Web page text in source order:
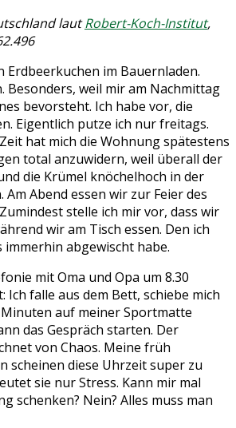
lautRobert-Koch-Institut,
Erdbeerkuchen im Bauernladen.
Besonders, weil mir am Nachmittag
bevorsteht. Ich habe vor, die
Eigentlich putze ich nur freitags.
hat mich die Wohnung spätestens
total anzuwidern, weil überall der
die Krümel knöchelhoch in der
Am Abend essen wir zur Feier des
stelle ich mir vor, dass wir
wir am Tisch essen. Den ich
immerhin abgewischt habe.
mit Oma und Opa um 8.30
Ich falle aus dem Bett, schiebe mich
auf meiner Sportmatte
das Gespräch starten. Der
von Chaos. Meine früh
scheinen diese Uhrzeit super zu
sie nur Stress. Kann mir mal
schenken? Nein? Alles muss man